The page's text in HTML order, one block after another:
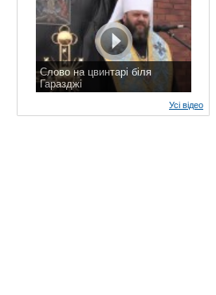
Слово на цвинтарі біля
Гаразджі
Усі відео